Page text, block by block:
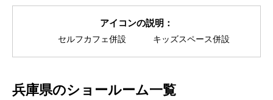
アイコンの説明：
セルフカフェ併設 キッズスペース併設
兵庫県のショールーム一覧